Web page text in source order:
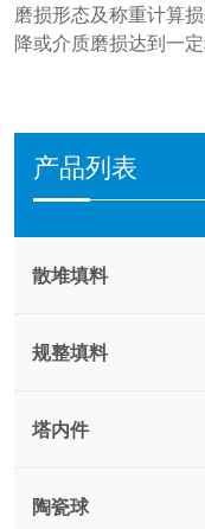
产品列表
散堆填料
规整填料
塔内件
陶瓷球
磨损形态及称重计算
降或介质磨损达到一